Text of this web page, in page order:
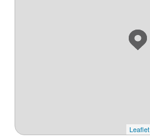
Leaflet